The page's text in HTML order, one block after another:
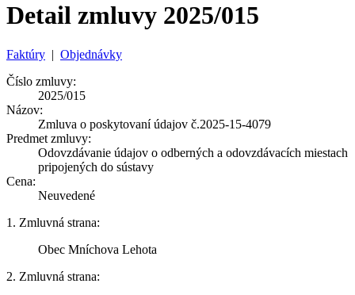
Detail zmluvy 2025/015
Faktúry | Objednávky
Číslo zmluvy:
2025/015
Názov:
Zmluva o poskytovaní údajov č.2025-15-4079
Predmet zmluvy:
Odovzdávanie údajov o odberných a odovzdávacích miestach
pripojených do sústavy
Cena:
Neuvedené
1. Zmluvná strana:
Obec Mníchova Lehota
2. Zmluvná strana: